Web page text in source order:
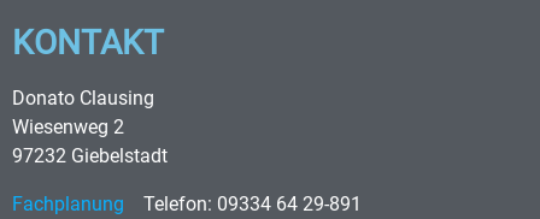
KONTAKT
Donato Clausing
Wiesenweg 2
97232 Giebelstadt
Fachplanung
Telefon: 09334 64 29-891